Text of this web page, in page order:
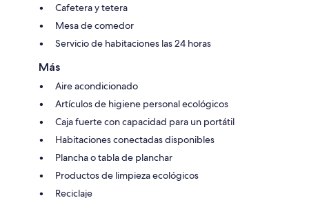
Cafetera y tetera
Mesa de comedor
Servicio de habitaciones las 24 horas
Más
Aire acondicionado
Artículos de higiene personal ecológicos
Caja fuerte con capacidad para un portátil
Habitaciones conectadas disponibles
Plancha o tabla de planchar
Productos de limpieza ecológicos
Reciclaje